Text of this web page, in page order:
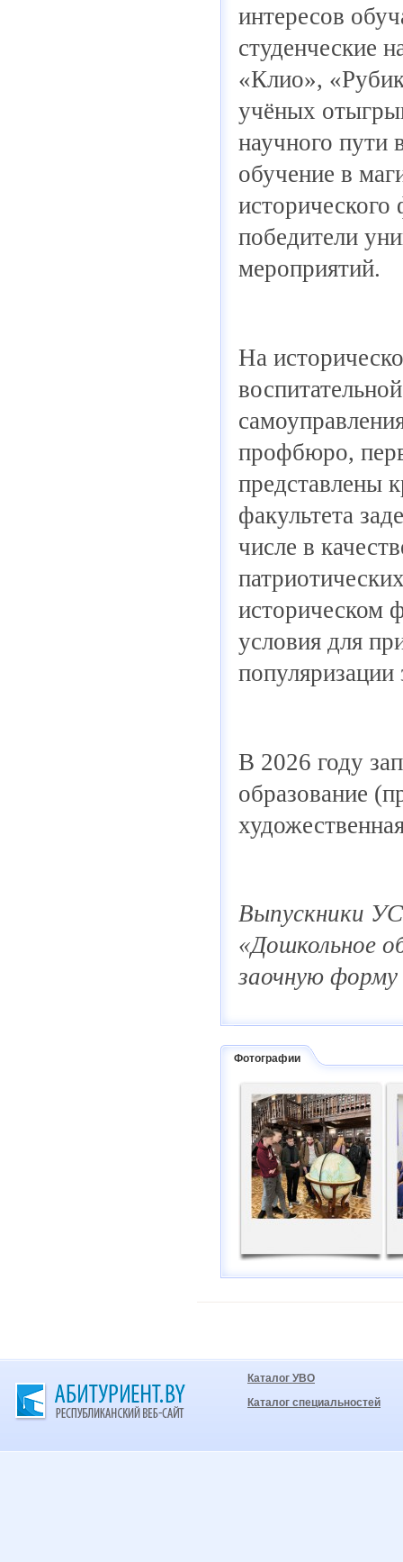
интересов
студенческие
«Клио»,
учёных
научного пути
обучение в
исторического
победители
мероприятий.
На
профбюро,
представлены
факультета
числе в
историческом
условия для
В 2026 году
образование
Выпускники
«Дошкольное
заочную форму
Фотографии
Каталог УВО
Каталог специальностей